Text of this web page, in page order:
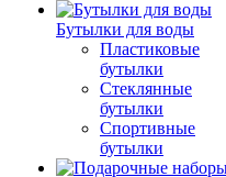
Бутылки для воды
Пластиковые
бутылки
Стеклянные
бутылки
Спортивные
бутылки